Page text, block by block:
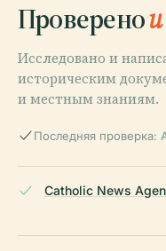
Проверено
Исследовано и
историческим
и местным знаниям.
Последняя проверка:
Catholic News